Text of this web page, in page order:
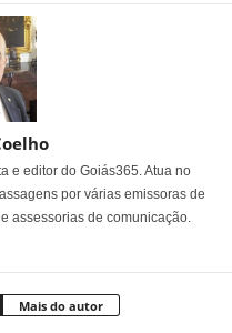
e editor do Goiás365. Atua no
por várias emissoras de
assessorias de comunicação.
Mais do autor